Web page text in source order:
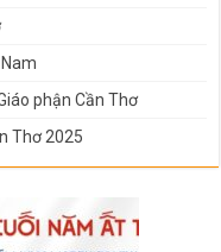
phận Cần Thơ
Thơ 2025